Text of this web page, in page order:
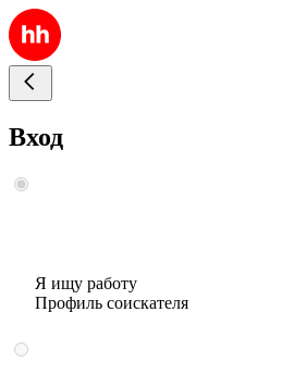
Вход
Я ищу работу
Профиль соискателя